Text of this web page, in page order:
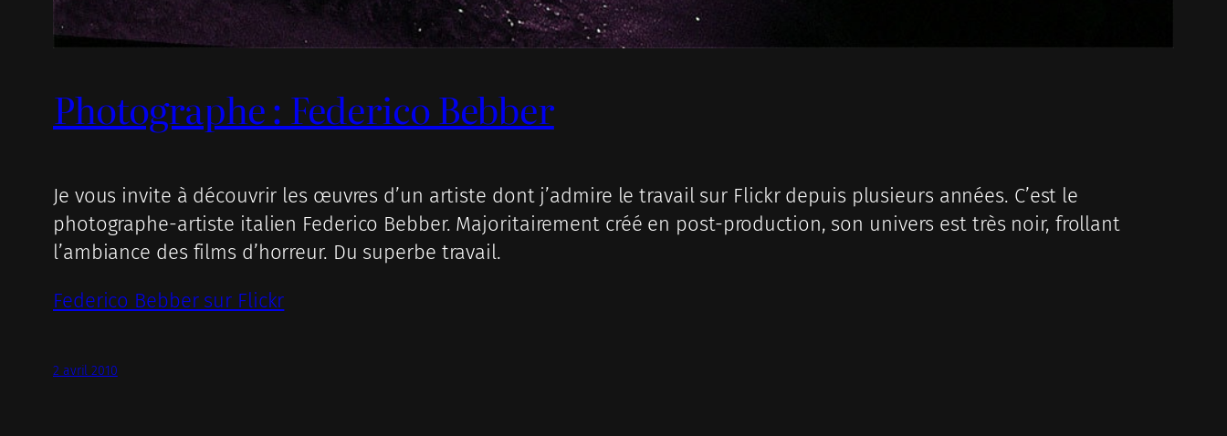
Photographe : Federico Bebber
Je vous invite à découvrir les œuvres d’un artiste dont j’admire le travail sur Flickr depuis plusieurs années. C’est le
photographe-artiste italien Federico Bebber. Majoritairement créé en post-production, son univers est très noir, frollant
l’ambiance des films d’horreur. Du superbe travail.
Federico Bebber sur Flickr
2 avril 2010